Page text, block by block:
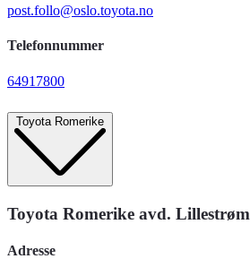
post.follo@oslo.toyota.no
Telefonnummer
64917800
Toyota Romerike
Toyota Romerike avd. Lillestrøm
Adresse